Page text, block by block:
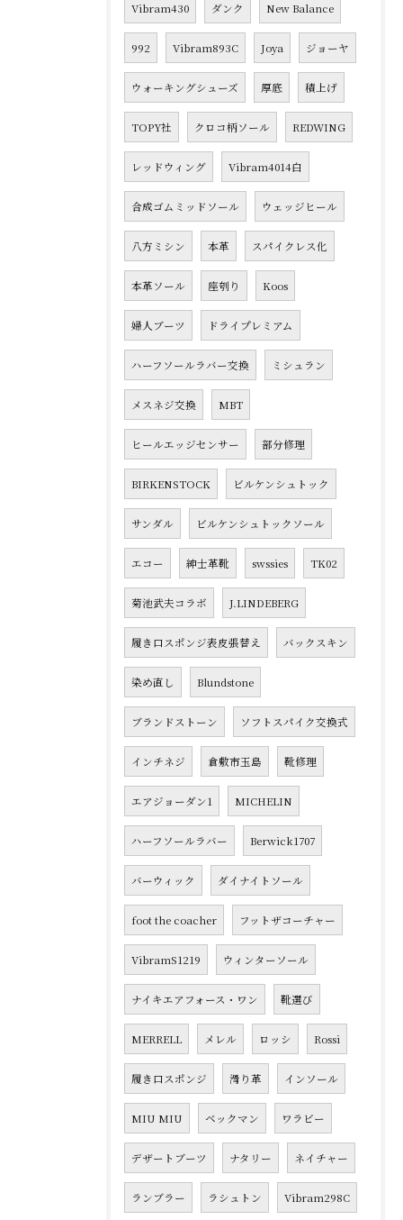
Vibram430 ダンク New Balance
992 Vibram893C Joya ジョーヤ
ウォーキングシューズ 厚底 積上げ
TOPY社 クロコ柄ソール REDWING
レッドウィング Vibram4014白
合成ゴムミッドソール ウェッジヒール
八方ミシン 本革 スパイクレス化
本革ソール 座刳り Koos
婦人ブーツ ドライプレミアム
ハーフソールラバー交換 ミシュラン
メスネジ交換 MBT
ヒールエッジセンサー 部分修理
BIRKENSTOCK ビルケンシュトック
サンダル ビルケンシュトックソール
エコー 紳士革靴 swssies TK02
菊池武夫コラボ J.LINDEBERG
履き口スポンジ表皮張替え バックスキン
染め直し Blundstone
ブランドストーン ソフトスパイク交換式
インチネジ 倉敷市玉島 靴修理
エアジョーダン1 MICHELIN
ハーフソールラバー Berwick1707
バーウィック ダイナイトソール
foot the coacher フットザコーチャー
VibramS1219 ウィンターソール
ナイキエアフォース・ワン 靴選び
MERRELL メレル ロッシ Rossi
履き口スポンジ 滑り革 インソール
MIU MIU ベックマン ワラビー
デザートブーツ ナタリー ネイチャー
ランブラー ラシュトン Vibram298C